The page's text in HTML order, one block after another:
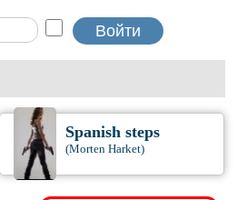
Spanish steps
(Morten Harket)